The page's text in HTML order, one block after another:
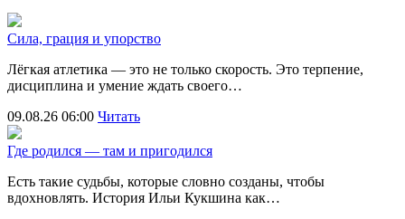
Сила, грация и упорство
Лёгкая атлетика — это не только скорость. Это терпение,
дисциплина и умение ждать своего…
09.08.26 06:00 Читать
Где родился — там и пригодился
Есть такие судьбы, которые словно созданы, чтобы
вдохновлять. История Ильи Кукшина как…